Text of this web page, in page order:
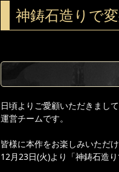
神鋳石造りで
日頃よりご愛顧いただきまし
運営チームです。
皆様に本作をお楽しみいただけ
12月23日(火)より「神鋳石造